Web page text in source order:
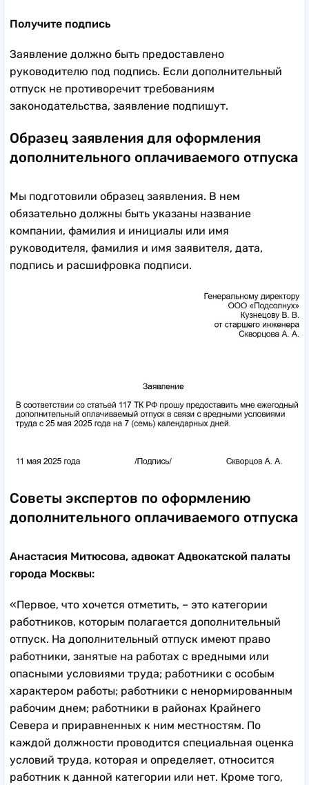
Получите подпись
Заявление должно быть предоставлено
руководителю под подпись. Если дополнительный
отпуск не противоречит требованиям
законодательства, заявление подпишут.
Образец заявления для оформления
дополнительного оплачиваемого отпуска
Мы подготовили образец заявления. В нем
обязательно должны быть указаны название
компании, фамилия и инициалы или имя
руководителя, фамилия и имя заявителя, дата,
подпись и расшифровка подписи.
Советы экспертов по оформлению
дополнительного оплачиваемого отпуска
Анастасия Митюсова, адвокат Адвокатской палаты
города Москвы:
«Первое, что хочется отметить, – это категории
работников, которым полагается дополнительный
отпуск. На дополнительный отпуск имеют право
работники, занятые на работах с вредными или
опасными условиями труда; работники с особым
характером работы; работники с ненормированным
рабочим днем; работники в районах Крайнего
Севера и приравненных к ним местностям. По
каждой должности проводится специальная оценка
условий труда, которая и определяет, относится
работник к данной категории или нет. Кроме того,